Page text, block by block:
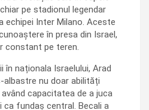
pe stadionul legendar
echipei Inter Milano. Aceste
în presa din Israel,
constant pe teren.
naționala Israelului, Arad
albastre nu doar abilități
capacitatea de a juca
fundaș central. Becali a